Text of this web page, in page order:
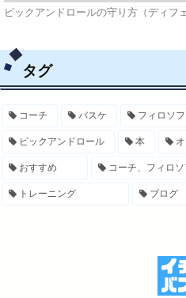
ピックアンドロールの守り方（ディ
タグ
コーチ バスケ フィロソ
ピックアンドロール 本
おすすめ コーチ、フィロ
トレーニング ブログ